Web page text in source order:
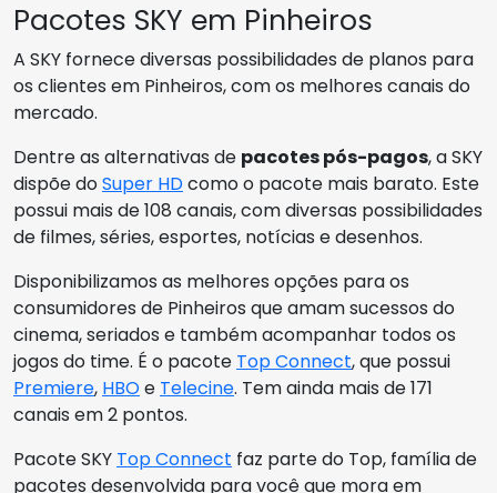
Pacotes SKY em Pinheiros
A SKY fornece diversas possibilidades de planos para
os clientes em Pinheiros, com os melhores canais do
mercado.
Dentre as alternativas de pacotes pós-pagos, a SKY
dispõe doSuper HDcomo o pacote mais barato. Este
possui mais de 108 canais, com diversas possibilidades
de filmes, séries, esportes, notícias e desenhos.
Disponibilizamos as melhores opções para os
consumidores de Pinheiros que amam sucessos do
cinema, seriados e também acompanhar todos os
jogos do time. É o pacote Top Connect, que possui
Premiere, HBOe Telecine. Tem ainda mais de 171
canais em 2 pontos.
Pacote SKY Top Connect faz parte do Top, família de
pacotes desenvolvida para você que mora em